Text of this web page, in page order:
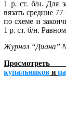
1 р. ст. б/н. Для
вязать средние
по схеме и
1 р. ст. б/н.
Журнал “Диана”
купальников и